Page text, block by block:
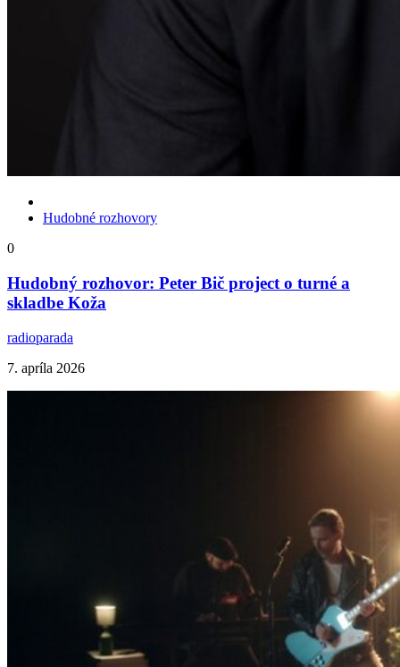
Hudobné rozhovory
0
Hudobný rozhovor: Peter Bič project o turné a
skladbe Koža
radioparada
7. apríla 2026